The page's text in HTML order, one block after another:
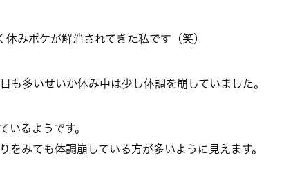
みボケが解消されてきた私です（笑）
も多いせいか休み中は少し体調を崩していました。
いるようです。
をみても体調崩している方が多いように見えます。